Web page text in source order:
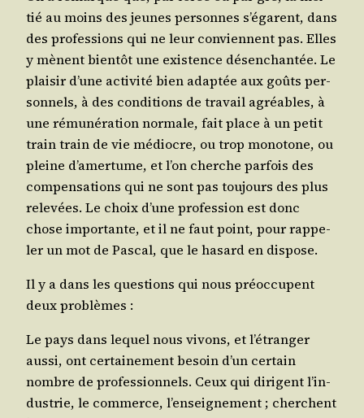
tié au moins des jeunes per­sonnes s’é­garent, dans
des pro­fes­sions qui ne leur conviennent pas. Elles
y mènent bien­tôt une exis­tence désen­chan­tée. Le
plai­sir d’une acti­vi­té bien adap­tée aux goûts per­
son­nels, à des condi­tions de tra­vail agréables, à
une rému­né­ra­tion nor­male, fait place à un petit
train train de vie médiocre, ou trop mono­tone, ou
pleine d’a­mer­tume, et l’on cherche par­fois des
com­pen­sa­tions qui ne sont pas tou­jours des plus
rele­vées. Le choix d’une pro­fes­sion est donc
chose impor­tante, et il ne faut point, pour rap­pe­
ler un mot de Pas­cal, que le hasard en dispose.
Il y a dans les ques­tions qui nous pré­oc­cupent
deux problèmes :
Le pays dans lequel nous vivons, et l’é­tran­ger
aus­si, ont cer­tai­ne­ment besoin d’un cer­tain
nombre de pro­fes­sion­nels. Ceux qui dirigent l’in­
dus­trie, le com­merce, l’en­sei­gne­ment ; cherchent